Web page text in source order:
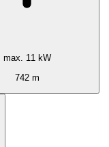
max. 11 kW
742 m